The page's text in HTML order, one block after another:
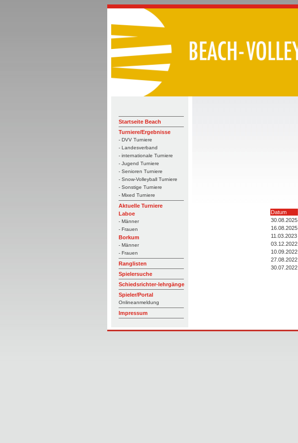
Startseite Beach
Turniere/Ergebnisse
- DVV Turniere
- Landesverband
- internationale Turniere
- Jugend Turniere
- Senioren Turniere
- Snow-Volleyball Turniere
- Sonstige Turniere
- Mixed Turniere
Aktuelle Turniere
Laboe
- Männer
- Frauen
Borkum
- Männer
- Frauen
Ranglisten
Spielersuche
Schiedsrichter-lehrgänge
Spieler/Portal
Onlineanmeldung
Impressum
Datum
30.08.2025
16.08.2025
11.03.2023
03.12.2022
10.09.2022
27.08.2022
30.07.2022